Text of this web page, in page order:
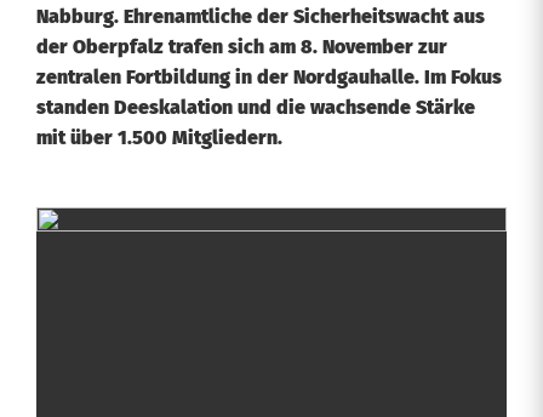
Nabburg. Ehrenamtliche der Sicherheitswacht aus
der Oberpfalz trafen sich am 8. November zur
zentralen Fortbildung in der Nordgauhalle. Im Fokus
standen Deeskalation und die wachsende Stärke
mit über 1.500 Mitgliedern.
S